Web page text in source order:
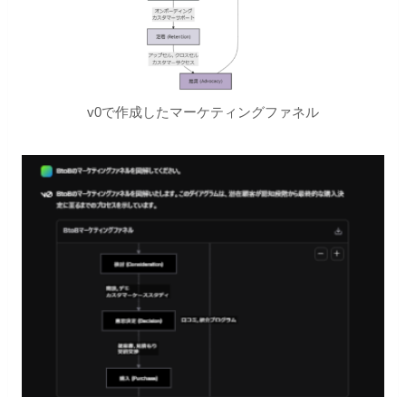
v0で作成したマーケティングファネル